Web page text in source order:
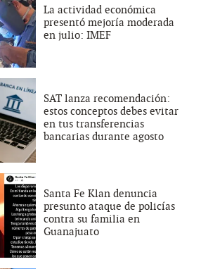
La actividad económica
presentó mejoría moderada
en julio: IMEF
SAT lanza recomendación:
estos conceptos debes evitar
en tus transferencias
bancarias durante agosto
Santa Fe Klan denuncia
presunto ataque de policías
contra su familia en
Guanajuato